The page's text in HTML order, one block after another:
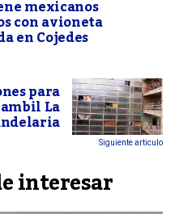
mexicanos
con avioneta
en Cojedes
para
La
Siguiente articulo
interesar